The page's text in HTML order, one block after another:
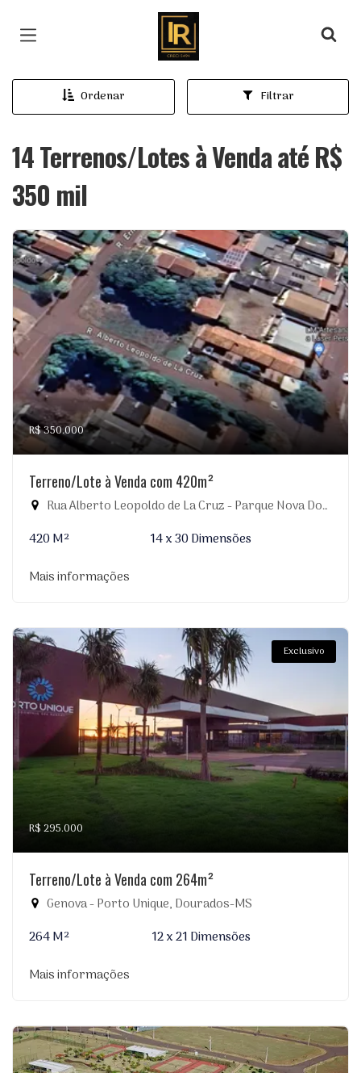
Página inicial
Ordenar Filtrar
14 Terrenos/Lotes à Venda até R$
350 mil
R$ 350.000
Terreno/Lote à Venda com 420m²
Rua Alberto Leopoldo de La Cruz - Parque Nova Dourados, Dourados-MS
420 M²
14 x 30 Dimensões
Mais informações
Exclusivo
R$ 295.000
Terreno/Lote à Venda com 264m²
Genova - Porto Unique, Dourados-MS
264 M²
12 x 21 Dimensões
Mais informações